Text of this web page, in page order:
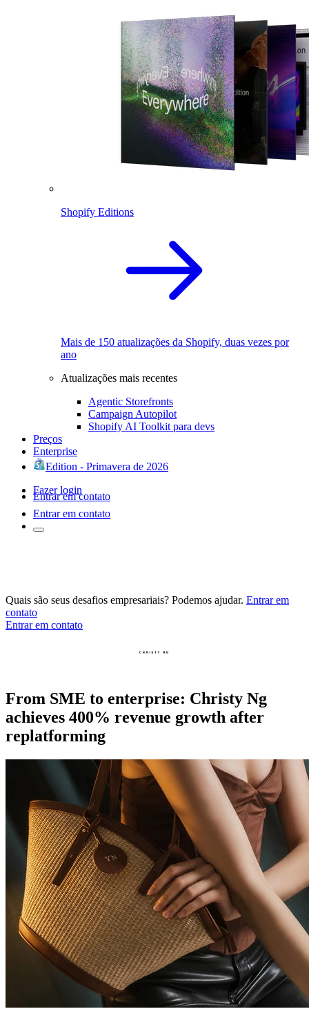
Shopify Editions
Mais de 150 atualizações da Shopify, duas vezes por
ano
Atualizações mais recentes
Agentic Storefronts
Campaign Autopilot
Shopify AI Toolkit para devs
Preços
Enterprise
Edition - Primavera de 2026
Fazer login
Entrar em contato
Entrar em contato
Quais são seus desafios empresariais? Podemos ajudar. Entrar em
contato
Entrar em contato
From SME to enterprise: Christy Ng
achieves 400% revenue growth after
replatforming